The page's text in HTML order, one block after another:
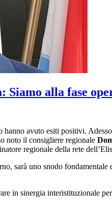
Siamo alla fase
hanno avuto esiti positivi.
noto il consigliere regionale
regionale della rete
sarà uno snodo fondamentale
in sinergia interistituzionale